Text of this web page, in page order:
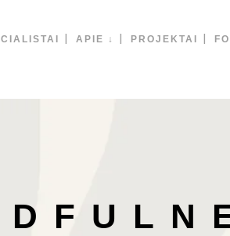
APIE ↓ PROJEKTAI